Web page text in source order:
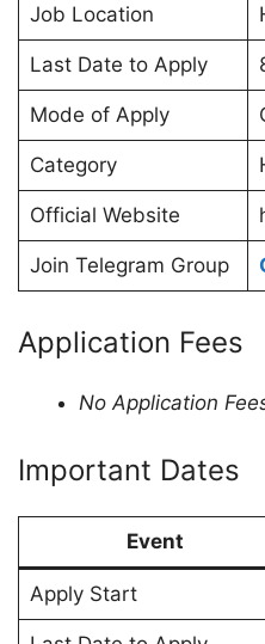
Job Location
Last Date to Apply
Mode of Apply
Category
Official Website
Join Telegram Group
Application Fees
No Application
Important Dates
Event
Apply Start